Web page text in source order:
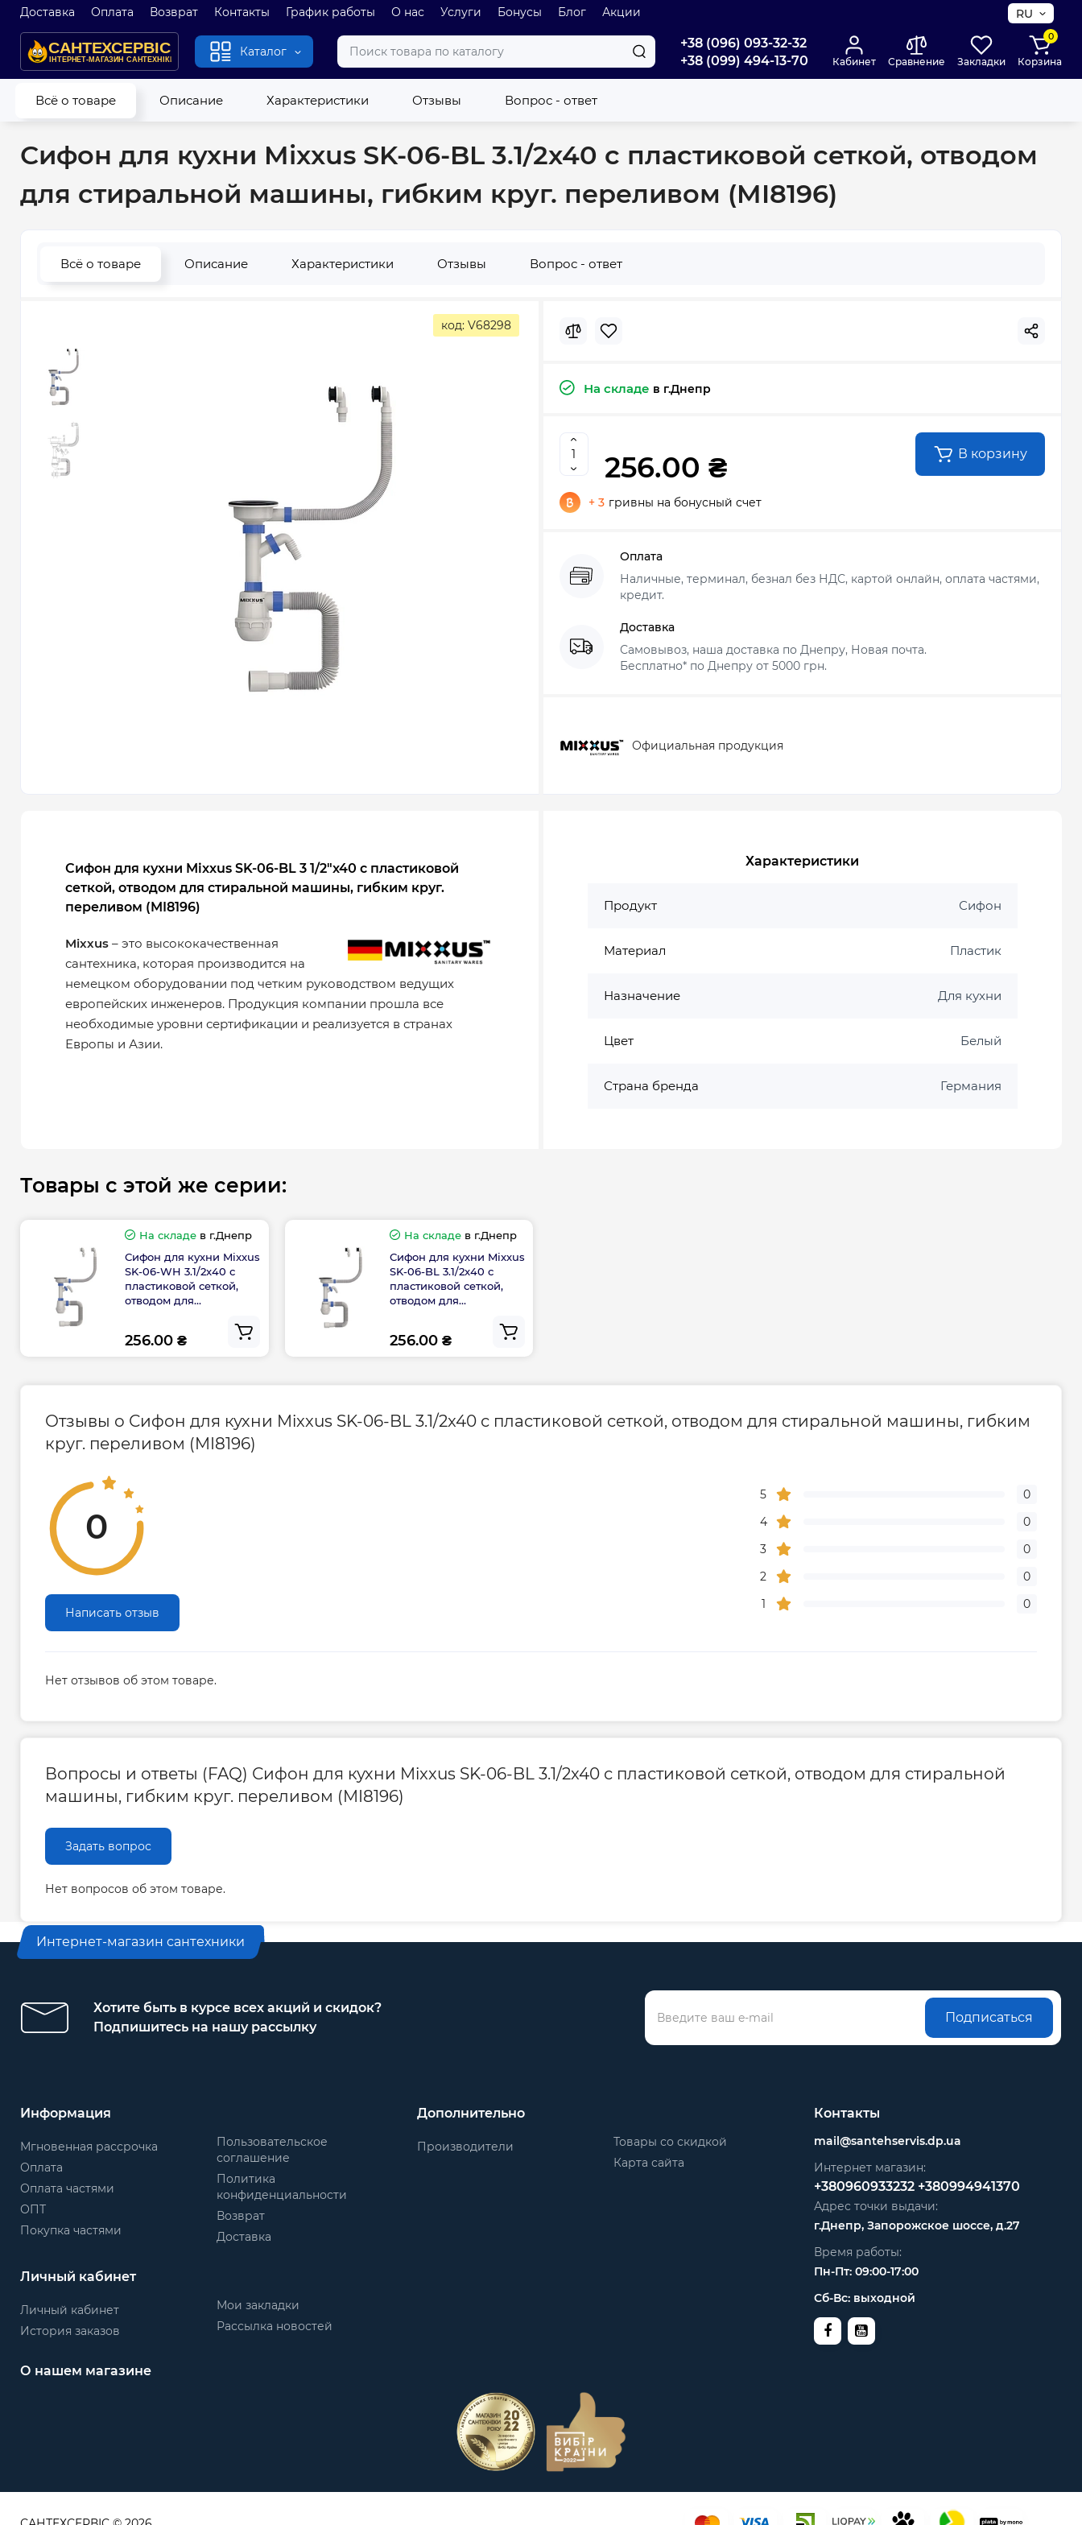
Доставка Оплата Возврат Контакты График работы О нас Услуги Бонусы Блог Акции RU
Каталог
+38 (096) 093-32-32
+38 (099) 494-13-70
Кабинет Сравнение Закладки
0
Корзина
Всё о товаре Описание Характеристики Отзывы Вопрос - ответ
Главная Канализация Сифоны
Сифоны для кухни
Сифон для кухни Mixxus SK-06-BL 3.1/2x40 с пластиковой сеткой, отводом для стиральной машины, гибким круг. переливом (MI8196)
Сифон для кухни Mixxus SK-06-BL 3.1/2x40 с пластиковой сеткой, отводом
для стиральной машины, гибким круг. переливом (MI8196)
Всё о товаре Описание Характеристики Отзывы Вопрос - ответ
код: V68298
На складе в г.Днепр
256.00 ₴ В корзину
+ 3 гривны на бонусный счет
Оплата
Наличные, терминал, безнал без НДС, картой онлайн, оплата частями,
кредит.
Доставка
Самовывоз, наша доставка по Днепру, Новая почта.
Бесплатно* по Днепру от 5000 грн.
Официальная продукция
Сифон для кухни Mixxus SK-06-BL 3 1/2"x40 с пластиковой
сеткой, отводом для стиральной машины, гибким круг.
переливом (MI8196)
Mixxus – это высококачественная
сантехника, которая производится на
немецком оборудовании под четким руководством ведущих
европейских инженеров. Продукция компании прошла все
необходимые уровни сертификации и реализуется в странах
Европы и Азии.
Характеристики
Продукт Сифон
Материал Пластик
Назначение Для кухни
Цвет Белый
Страна бренда Германия
Товары с этой же серии:
На складе в г.Днепр
Сифон для кухни Mixxus
SK-06-WH 3.1/2x40 с
пластиковой сеткой,
отводом для
гибким круг. переливом
(MI8197)
256.00 ₴
На складев г.Днепр
Сифон для кухни Mixxus
SK-06-BL 3.1/2x40 с
пластиковой сеткой,
отводом для
гибким круг. переливом
(MI8196)
256.00 ₴
Отзывы о Сифон для кухни Mixxus SK-06-BL 3.1/2x40 с пластиковой сеткой, отводом для стиральной машины, гибким
круг. переливом (MI8196)
0
Написать отзыв
5
0
4
0
3
0
2
0
1
0
Нет отзывов об этом товаре.
Вопросы и ответы (FAQ) Сифон для кухни Mixxus SK-06-BL 3.1/2x40 с пластиковой сеткой, отводом для стиральной
машины, гибким круг. переливом (MI8196)
Задать вопрос
Нет вопросов об этом товаре.
Интернет-магазин сантехники
Хотите быть в курсе всех акций и скидок?
Подпишитесь на нашу рассылку
Подписаться
Информация
Мгновенная рассрочка
Оплата
Оплата частями
ОПТ
Покупка частями
Пользовательское
соглашение
Политика
конфиденциальности
Возврат
Доставка
Дополнительно
Производители
Товары со скидкой
Карта сайта
Личный кабинет
Личный кабинет
История заказов
Мои закладки
Рассылка новостей
Контакты
mail@santehservis.dp.ua
Интернет магазин:
+380960933232 +380994941370
Адрес точки выдачи:
г.Днепр, Запорожское шоссе, д.27
Время работы:
Пн-Пт: 09:00-17:00
Сб-Вс: выходной
О нашем магазине